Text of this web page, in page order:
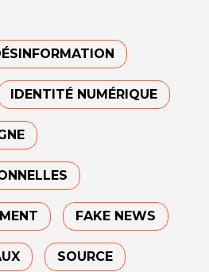
IDENTITÉ NUMÉRIQUE
FAKE NEWS
SOURCE